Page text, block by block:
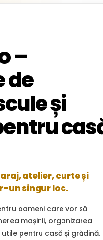
–
de
și
atelier, curte și
un singur loc.
oameni care vor să
mașinii, organizarea
pentru casă și grădină.